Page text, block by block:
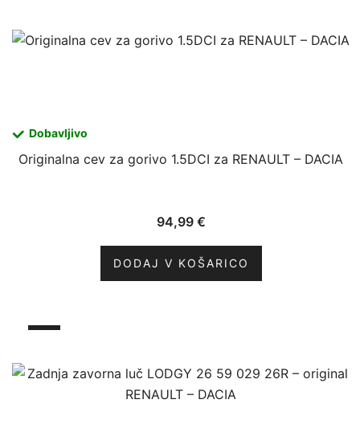
Dobavljivo
Originalna cev za gorivo 1.5DCI za RENAULT – DACIA
94,99 €
DODAJ V KOŠARICO